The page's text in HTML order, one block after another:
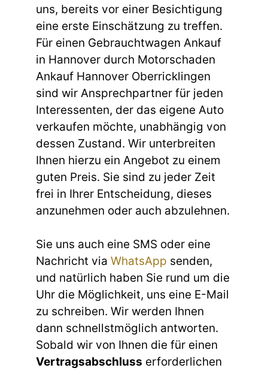
uns, bereits vor einer Besichtigung
eine erste Einschätzung zu treffen.
Für einen Gebrauchtwagen Ankauf
in Hannover durch Motorschaden
Ankauf Hannover Oberricklingen
sind wir Ansprechpartner für jeden
Interessenten, der das eigene Auto
verkaufen möchte, unabhängig von
dessen Zustand. Wir unterbreiten
Ihnen hierzu ein Angebot zu einem
guten Preis. Sie sind zu jeder Zeit
frei in Ihrer Entscheidung, dieses
anzunehmen oder auch abzulehnen.
Sie uns auch eine SMS oder eine
Nachricht via WhatsApp senden,
und natürlich haben Sie rund um die
Uhr die Möglichkeit, uns eine E-Mail
zu schreiben. Wir werden Ihnen
dann schnellstmöglich antworten.
Sobald wir von Ihnen die für einen
Vertragsabschluss erforderlichen